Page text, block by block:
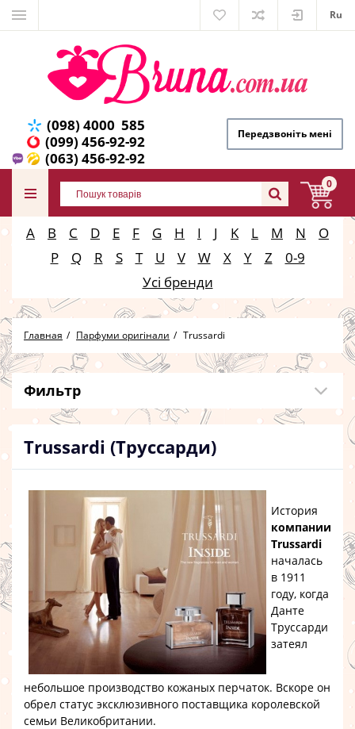
Ru
(098) 4000 585
(099) 456-92-92
(063) 456-92-92
Передзвоніть мені
0
A B C D E F G H I J K L M N
O
P
Q R S T U V W X Y Z
0-9
Усі бренди
Главная Парфуми оригінали Trussardi
Фильтр
Trussardi (Труссарди)
История
компании
Trussardi
началась
в 1911
году, когда
Данте
Труссарди
затеял
небольшое производство кожаных перчаток. Вскоре он
обрел статус эксклюзивного поставщика королевской
семьи Великобритании.